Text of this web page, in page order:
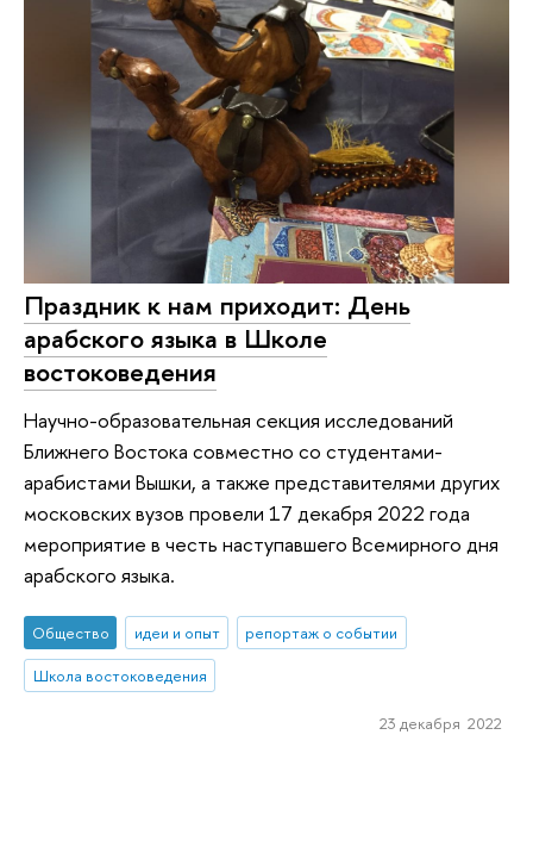
Праздник к нам приходит: День
арабского языка в Школе
востоковедения
Научно-образовательная секция исследований
Ближнего Востока совместно со студентами-
арабистами Вышки, а также представителями других
московских вузов провели 17 декабря 2022 года
мероприятие в честь наступавшего Всемирного дня
арабского языка.
Общество идеи и опыт
репортаж о событии
Школа востоковедения
23 декабря 2022